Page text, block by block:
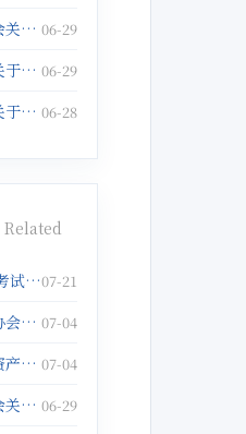
山东省资产评估协会关于征集数据资产评估与管理典型案例的通知 06-29
中国资产评估协会关于举办以财务报告为目的评估培训班的通知 06-29
中国资产评估协会关于举办企业破产重整与涉执财产评估培训班的通知 06-28
Related
2026年资产评估师考试报名倒计时5天！抓紧报名啦！07-21
中国矿业权评估师协会关于发布《固体矿产矿业权出让底价评估应用指南》的公告 07-04
从事证券服务业务资产评估机构注销备案名单(2026年5月25日) 07-04
山东省资产评估协会关于征集数据资产评估与管理典型案例的通知 06-29